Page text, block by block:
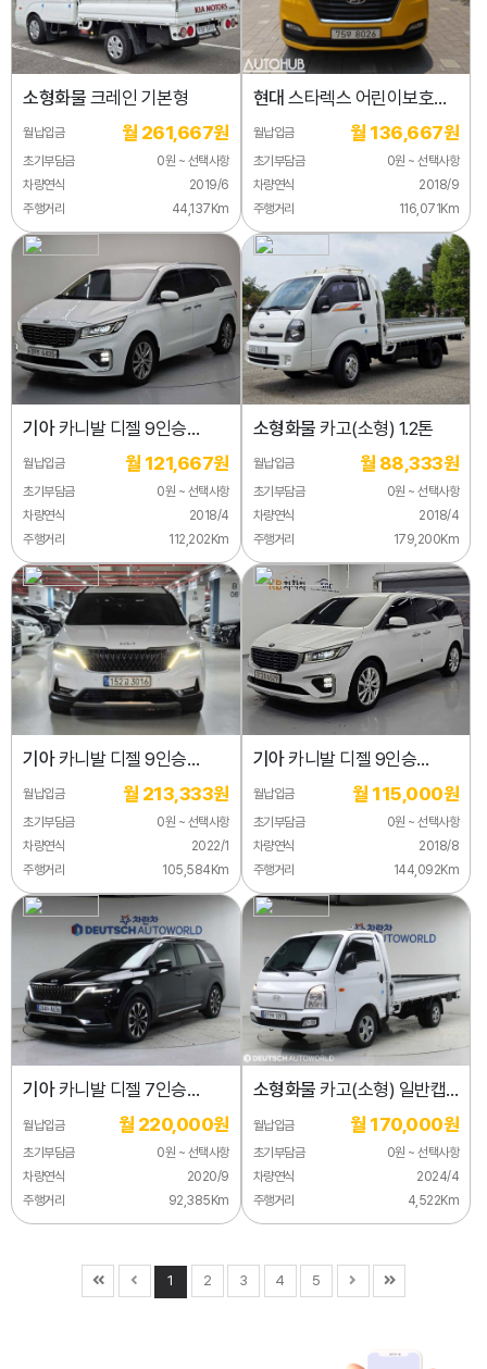
소형화물 크레인 기본형
월납입금 월 261,667원
초기부담금
0원 ~ 선택사항
차량연식
2019/6
주행거리
44,137Km
현대 스타렉스 어린이보호차
LPi
월납입금 월 136,667원
초기부담금
0원 ~ 선택사항
차량연식
2018/9
주행거리
116,071Km
기아카니발 디젤 9인승
노블레스 스페셜
월납입금 월 121,667원
초기부담금
0원 ~ 선택사항
차량연식
2018/4
주행거리
112,202Km
소형화물 카고(소형) 1.2톤
월납입금 월 88,333원
초기부담금
0원 ~ 선택사항
차량연식
2018/4
주행거리
179,200Km
기아카니발 디젤 9인승
시그니처
월납입금 월 213,333원
초기부담금
0원 ~ 선택사항
차량연식
2022/1
주행거리
105,584Km
기아카니발 디젤 9인승
노블레스 스페셜
월납입금 월 115,000원
초기부담금
0원 ~ 선택사항
차량연식
2018/8
주행거리
144,092Km
기아카니발 디젤 7인승
시그니처
월납입금 월 220,000원
초기부담금
0원 ~ 선택사항
차량연식
2020/9
주행거리
92,385Km
소형화물 카고(소형) 일반캡/
초장축/2WD
월납입금 월 170,000원
초기부담금
0원 ~ 선택사항
차량연식
2024/4
주행거리
4,522Km
1 2 3 4 5